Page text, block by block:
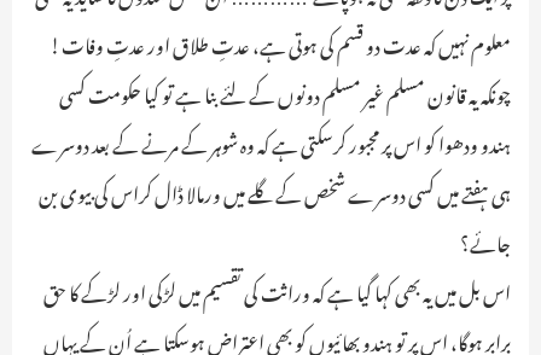
معلوم نہیں کہ عدت دو قسم کی ہوتی ہے، عدتِ طلاق اور عدتِ وفات!
چونکہ یہ قانون مسلم غیر مسلم دونوں کے لئے بنا ہے تو کیا حکومت کسی
ہندو ودھوا کو اس پر مجبور کرسکتی ہے کہ وہ شوہر کے مرنے کے بعد دوسرے
ہی ہفتے میں کسی دوسرے شخص کے گلے میں ورمالا ڈال کراس کی بیوی بن
جائے؟
اس بل میں یہ بھی کہا گیا ہے کہ وراثت کی تقسیم میں لڑکی اور لڑکے کا حق
برابر ہوگا، اس پر تو ہندو بھائیوں کو بھی اعتراض ہوسکتا ہے اُن کے یہاں